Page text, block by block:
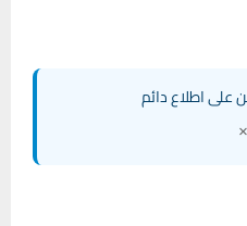
على اطلاع دائم
×